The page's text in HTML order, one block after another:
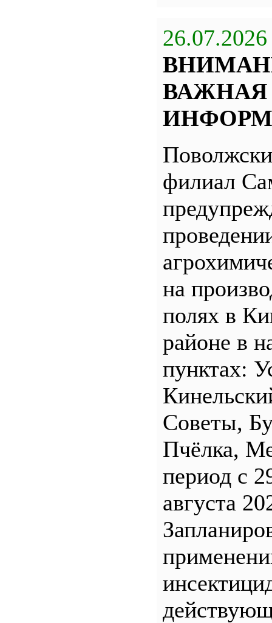
26.07.2026
ВАЖНАЯ
филиал
на
полях в
районе в
пунктах:
Советы,
Пчёлка,
период с
августа